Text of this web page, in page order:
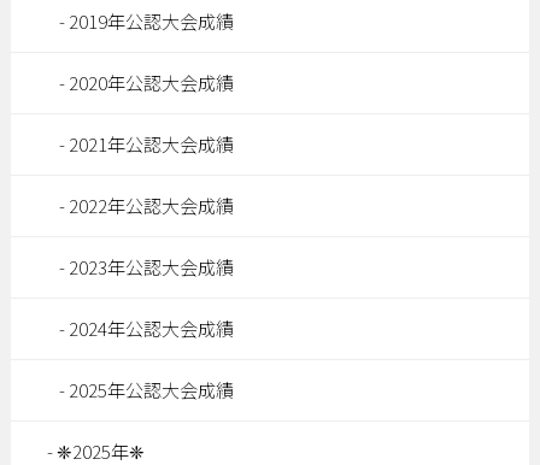
2019年公認大会成績
2020年公認大会成績
2021年公認大会成績
2022年公認大会成績
2023年公認大会成績
2024年公認大会成績
2025年公認大会成績
❈2025年❈